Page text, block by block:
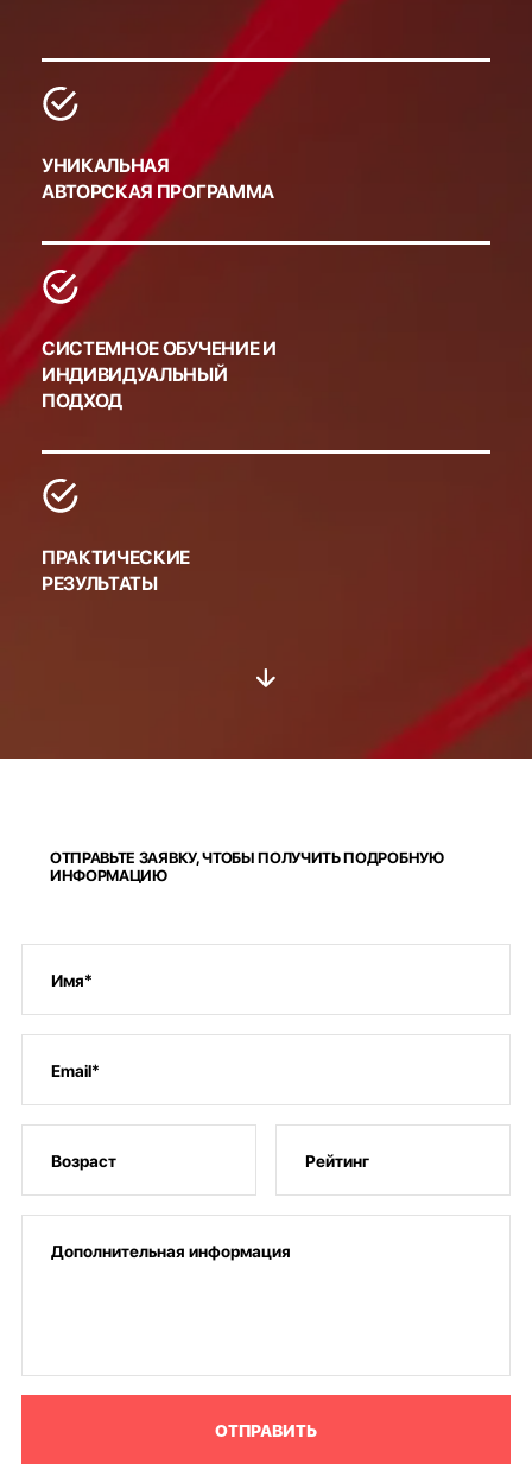
УНИКАЛЬНАЯ
АВТОРСКАЯ ПРОГРАММА
СИСТЕМНОЕ ОБУЧЕНИЕ И
ИНДИВИДУАЛЬНЫЙ
ПОДХОД
ПРАКТИЧЕСКИЕ
РЕЗУЛЬТАТЫ
ОТПРАВЬТЕ ЗАЯВКУ, ЧТОБЫ ПОЛУЧИТЬ ПОДРОБНУЮ
ИНФОРМАЦИЮ
ОТПРАВИТЬ